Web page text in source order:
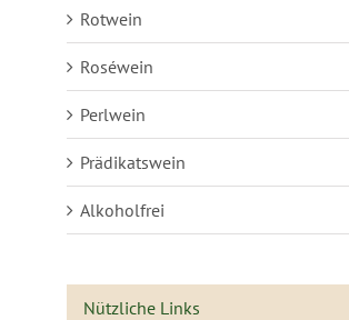
Rotwein
Roséwein
Perlwein
Prädikatswein
Alkoholfrei
Nützliche Links